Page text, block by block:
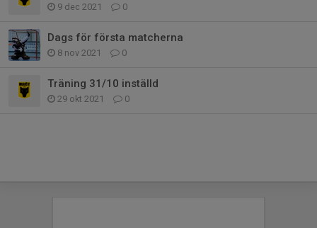
9 dec 2021 0
Dags för första matcherna
8 nov 2021 0
Träning 31/10 inställd
29 okt 2021 0